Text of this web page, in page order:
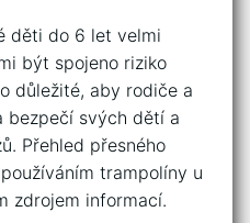
děti do 6​ let velmi
‌být spojeno riziko
důležité, aby rodiče a
bezpečí svých dětí a
⁣Přehled⁢ přesného
⁢trampolíny​ u
zdrojem informací.